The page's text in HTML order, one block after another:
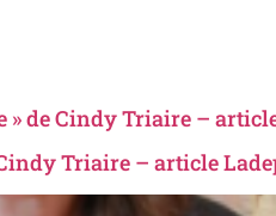
» de Cindy Triaire –
Triaire – article